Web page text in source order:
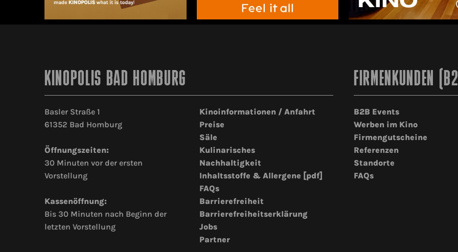
KINOPOLIS BAD HOMBURG
Basler Straße 1
61352 Bad Homburg
Öffnungszeiten:
30 Minuten vor der ersten
Vorstellung
Kassenöffnung:
Bis 30 Minuten nach Beginn der
letzten Vorstellung
Kinoinformationen / Anfahrt
Preise
Säle
Kulinarisches
Nachhaltigkeit
Inhaltsstoffe & Allergene [pdf]
FAQs
Barrierefreiheit
Barrierefreiheitserklärung
Jobs
Partner
FIRMENKUNDEN
B2B Events
Werben im Kino
Firmengutscheine
Referenzen
Standorte
FAQs